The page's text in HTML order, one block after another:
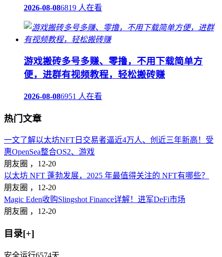
2026-08-086819 人在看
游戏搬砖多号多赚、零撸，不用下载简单方
便，进群有视频教程，轻松搬砖赚
2026-08-086951 人在看
热门文章
一文了解以太坊NFT日交易者逼近4万人、创近三年新高！受
惠OpenSea整合OS2、游戏
朋友圈 ， 12-20
以太坊 NFT 蓬勃发展，2025 年最值得关注的 NFT有哪些？
朋友圈 ， 12-20
Magic Eden收购Slingshot Finance详解！进军DeFi市场
朋友圈 ， 12-20
目录[+]
安全运行6574天